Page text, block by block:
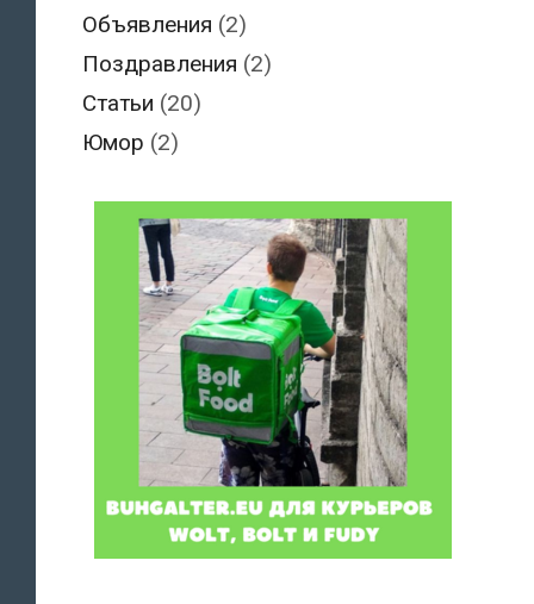
Объявления (2)
Поздравления (2)
Статьи (20)
Юмор (2)